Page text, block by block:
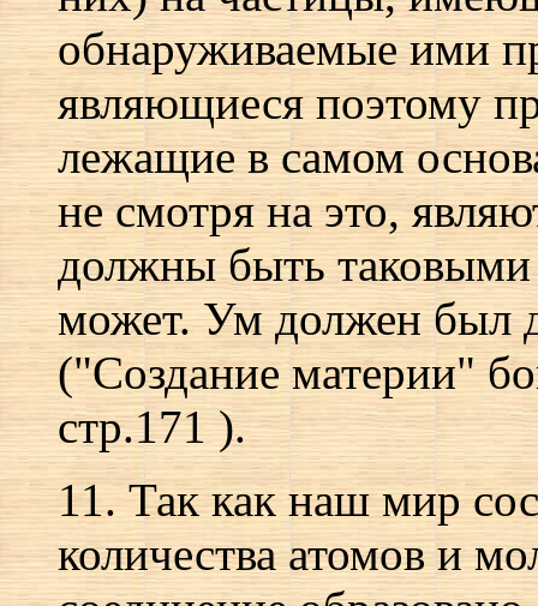
обнаруживаемые ими
являющиеся поэтому
лежащие в самом
не смотря на это,
должны быть
может. Ум должен был
("Создание материи"
стр.171 ).
11. Так как наш мир
количества атомов и